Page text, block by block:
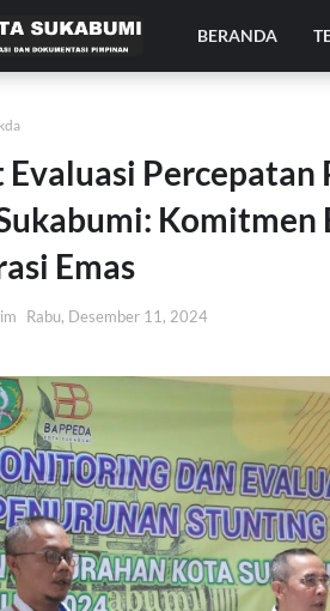
BERANDA
Evaluasi
Komitmen
Emas
Rabu, Desember 11, 2024